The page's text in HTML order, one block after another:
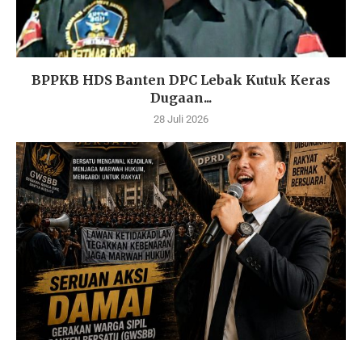
BPPKB HDS Banten DPC Lebak Kutuk Keras
Dugaan...
28 Juli 2026